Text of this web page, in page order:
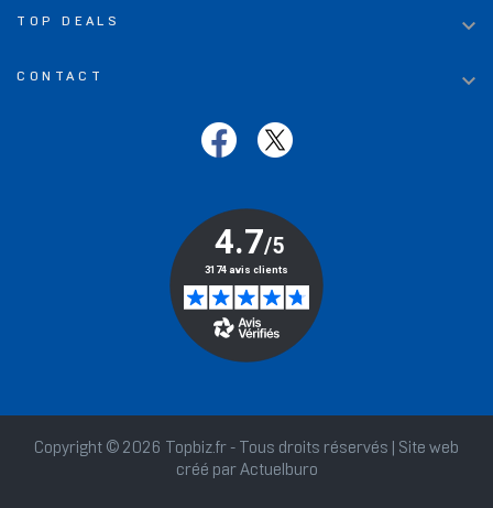
TOP DEALS 
CONTACT 
Copyright © 2026 Topbiz.fr - Tous droits réservés | Site web
créé par Actuelburo